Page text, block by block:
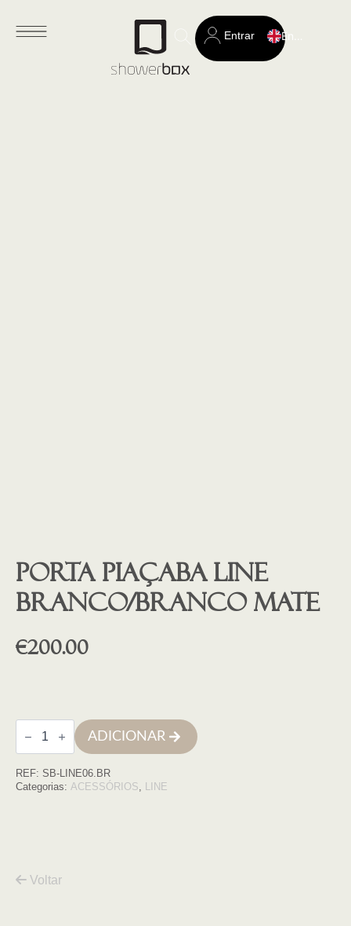
Search
for:
Entrar
Porta piaçaba LINE
branco/branco mate
€200.00
Quantidade
de
Porta
LINE
branco/branco
ADICIONAR
REF: SB-LINE06.BR
Categorias: ACESSÓRIOS, LINE
Voltar